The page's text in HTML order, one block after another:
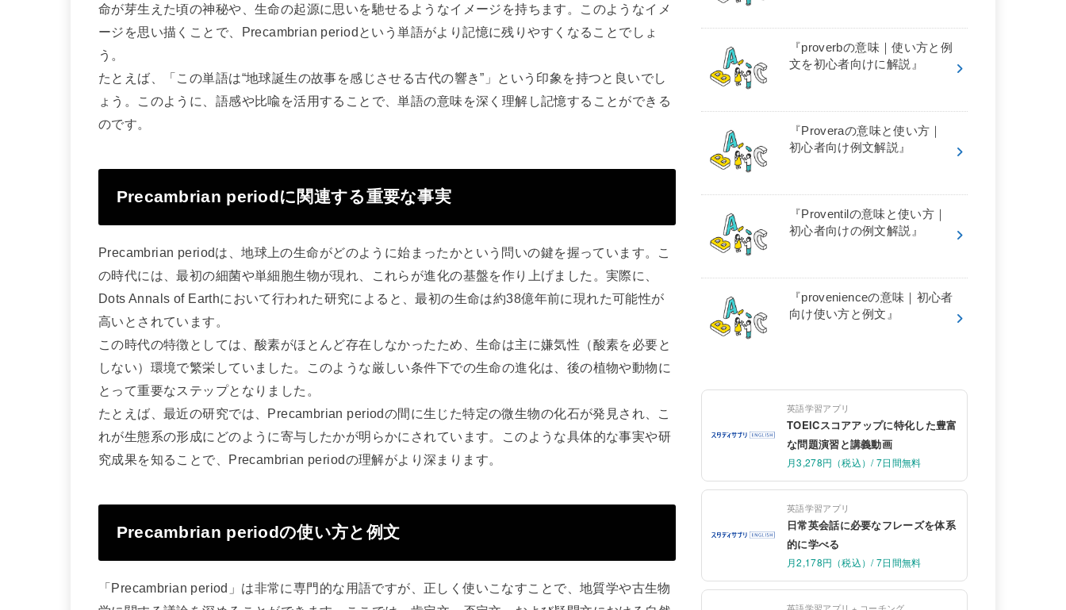
命が芽生えた頃の神秘や、生命の起源に思いを馳せるようなイメージを持ちます。このようなイメ
ージを思い描くことで、Precambrian periodという単語がより記憶に残りやすくなることでしょ
う。
たとえば、「この単語は“地球誕生の故事を感じさせる古代の響き”」という印象を持つと良いでし
ょう。このように、語感や比喩を活用することで、単語の意味を深く理解し記憶することができる
のです。
Precambrian periodに関連する重要な事実
Precambrian periodは、地球上の生命がどのように始まったかという問いの鍵を握っています。こ
の時代には、最初の細菌や単細胞生物が現れ、これらが進化の基盤を作り上げました。実際に、
Dots Annals of Earthにおいて行われた研究によると、最初の生命は約38億年前に現れた可能性が
高いとされています。
この時代の特徴としては、酸素がほとんど存在しなかったため、生命は主に嫌気性（酸素を必要と
しない）環境で繁栄していました。このような厳しい条件下での生命の進化は、後の植物や動物に
とって重要なステップとなりました。
たとえば、最近の研究では、Precambrian periodの間に生じた特定の微生物の化石が発見され、こ
れが生態系の形成にどのように寄与したかが明らかにされています。このような具体的な事実や研
究成果を知ることで、Precambrian periodの理解がより深まります。
Precambrian periodの使い方と例文
「Precambrian period」は非常に専門的な用語ですが、正しく使いこなすことで、地質学や古生物
『proverbの意味｜使い方と例
文を初心者向けに解説』
『Proveraの意味と使い方｜
初心者向け例文解説』
『Proventilの意味と使い方｜
初心者向けの例文解説』
『provenienceの意味｜初心者
向け使い方と例文』
英語学習アプリ
TOEICスコアアップに特化した豊富
な問題演習と講義動画
月3,278円（税込）/ 7日間無料
英語学習アプリ
日常英会話に必要なフレーズを体系
的に学べる
月2,178円（税込）/ 7日間無料
英語学習アプリ + コーチング